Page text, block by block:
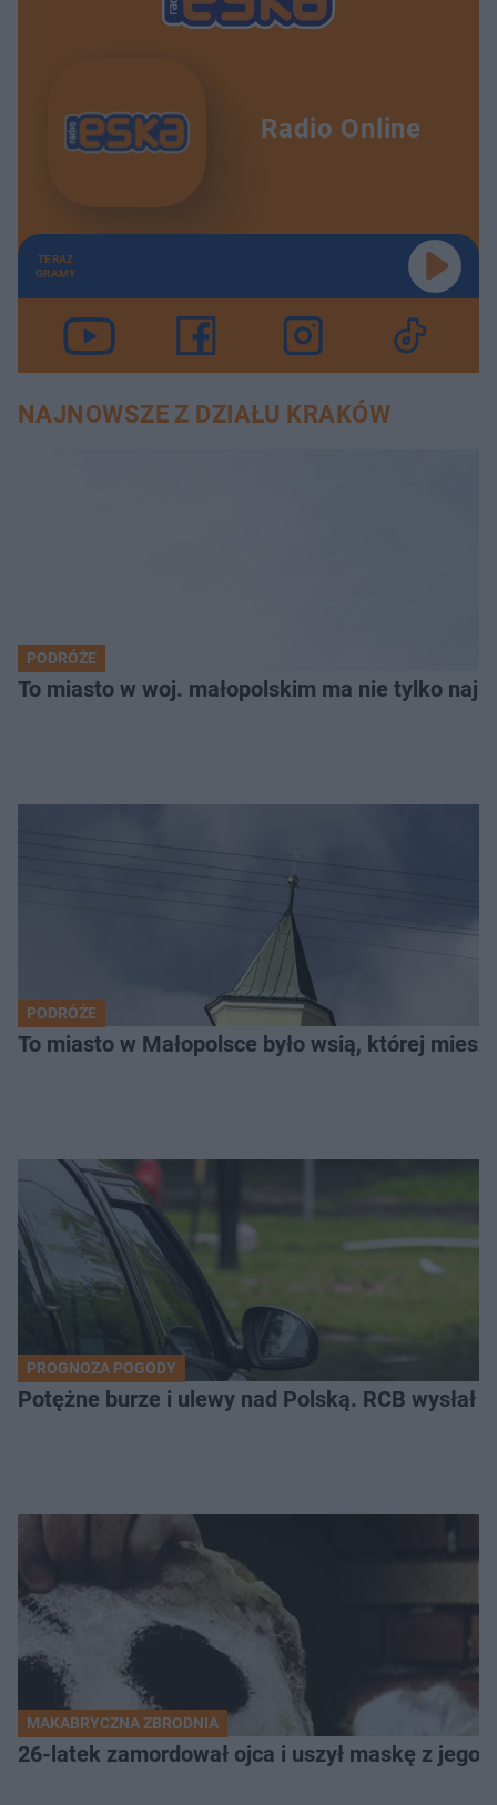
Radio Online
TERAZ
GRAMY
NAJNOWSZE Z DZIAŁU KRAKÓW
PODRÓŻE
To miasto w woj. małopolskim ma nie tylko
PODRÓŻE
To miasto w Małopolsce było wsią, której
PROGNOZA POGODY
Potężne burze i ulewy nad Polską. RCB
MAKABRYCZNA ZBRODNIA
26-latek zamordował ojca i uszył maskę z